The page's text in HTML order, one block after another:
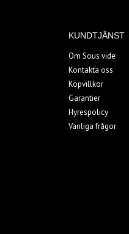
KUNDTJÄNST
Om Sous vide
Kontakta oss
Köpvillkor
Garantier
Hyrespolicy
Vanliga frågor